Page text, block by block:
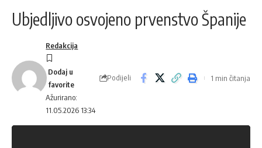
Ubjedljivo osvojeno prvenstvo Španije
Ažurirano:
11.05.2026 13:34
Redakcija
Podijeli 1 min čitanja